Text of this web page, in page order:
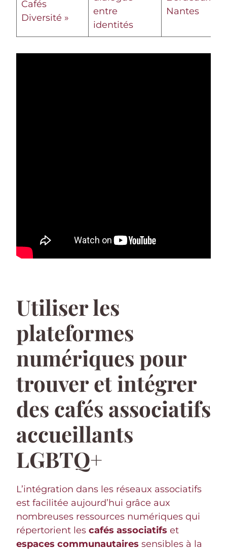
Cafés
Diversité »
entre
identités
Nantes
Utiliser les
plateformes
numériques pour
trouver et intégrer
des cafés associatifs
accueillants
LGBTQ+
L’intégration dans les réseaux associatifs
est facilitée aujourd’hui grâce aux
nombreuses ressources numériques qui
répertorient les cafés associatifs et
espaces communautaires sensibles à la